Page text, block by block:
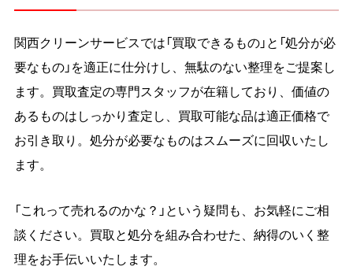
関西クリーンサービスでは「買取できるもの」と「処分が必
要なもの」を適正に仕分けし、無駄のない整理をご提案し
ます。買取査定の専門スタッフが在籍しており、価値の
あるものはしっかり査定し、買取可能な品は適正価格で
お引き取り。処分が必要なものはスムーズに回収いたし
ます。
「これって売れるのかな？」という疑問も、お気軽にご相
談ください。買取と処分を組み合わせた、納得のいく整
理をお手伝いいたします。